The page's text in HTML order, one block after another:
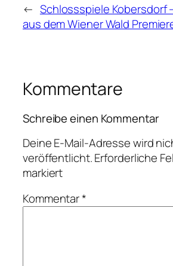
← Schlossspiele Kobersdorf
aus dem Wiener Wald
Kommentare
Schreibe einen Kommentar
Deine E-Mail-Adresse wird
veröffentlicht.Erforderliche
markiert
Kommentar*